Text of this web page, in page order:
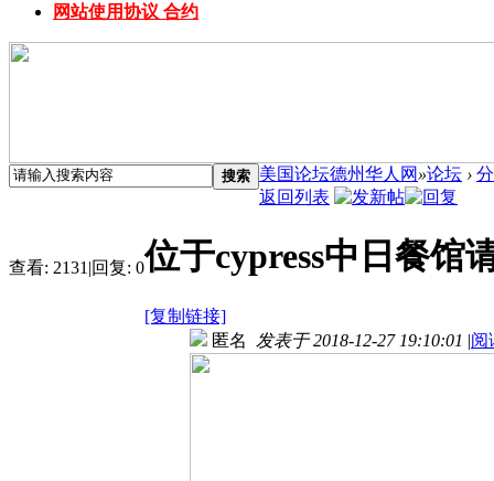
网站使用协议 合约
搜索 美国论坛德州华人网 »论坛 ›
返回列表
查看: 2131 |回复: 0位于cypress中日餐馆
[复制链接]
匿名 发表于 2018-12-27 19:10:01 |阅